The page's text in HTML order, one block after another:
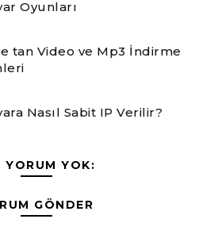
Oyunları
tan Video ve Mp3 İndirme
Nasıl Sabit IP Verilir?
YORUM YOK:
GÖNDER